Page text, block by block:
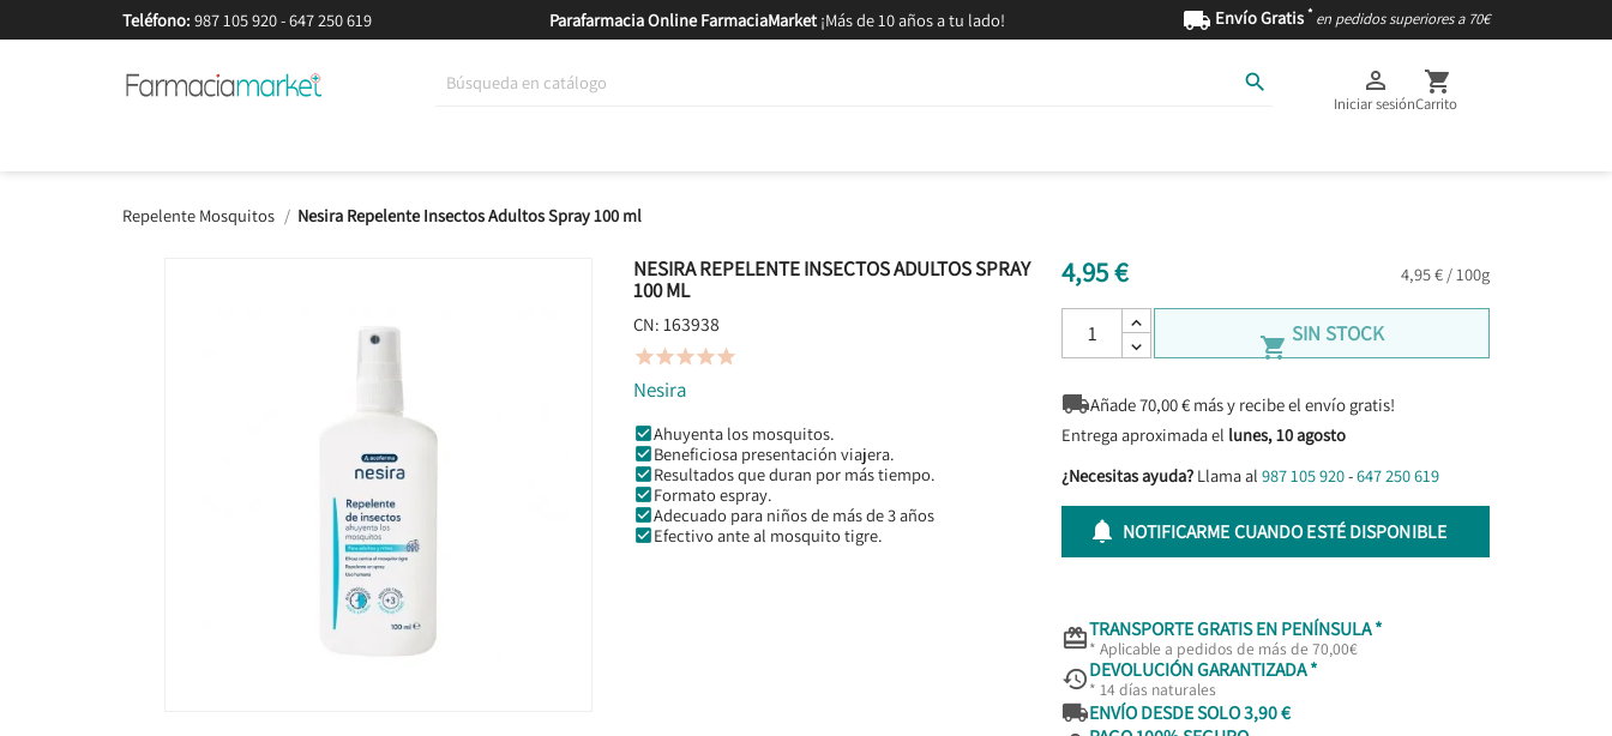
Teléfono: 987 105 920-647 250 619 Parafarmacia Online FarmaciaMarket¡Más de 10 años a tu lado!  Envío Gratis * en pedidos superiores a 70€
 
Iniciar sesión

Carrito
Repelente Mosquitos Nesira Repelente Insectos Adultos Spray 100 ml
NESIRA REPELENTE INSECTOS ADULTOS SPRAY
100 ML
CN: 163938

Nesira
Ahuyenta los mosquitos.
Beneficiosa presentación viajera.
Resultados que duran por más tiempo.
Formato espray.
Adecuado para niños de más de 3 años
Efectivo ante al mosquito tigre.
4,95 € 4,95 € / 100g
 SIN STOCK
Añade70,00€ más y recibe el envío gratis!
Entrega aproximada el lunes, 10 agosto
¿Necesitas ayuda? Llama al 987 105 920-647 250 619
 NOTIFICARME CUANDO ESTÉ DISPONIBLE
TRANSPORTE GRATIS EN PENÍNSULA *
* Aplicable a pedidos de más de 70,00€
DEVOLUCIÓN GARANTIZADA *
* 14 días naturales
ENVÍO DESDE SOLO 3,90 €